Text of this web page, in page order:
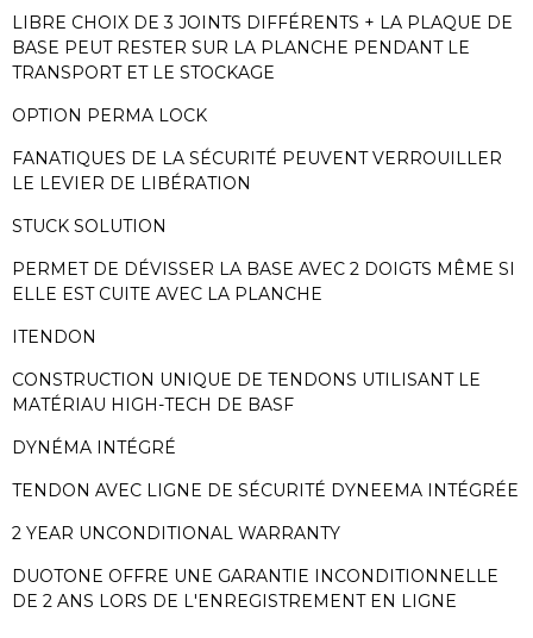
LIBRE CHOIX DE 3 JOINTS DIFFÉRENTS + LA PLAQUE DE
BASE PEUT RESTER SUR LA PLANCHE PENDANT LE
TRANSPORT ET LE STOCKAGE
OPTION PERMA LOCK
FANATIQUES DE LA SÉCURITÉ PEUVENT VERROUILLER
LE LEVIER DE LIBÉRATION
STUCK SOLUTION
PERMET DE DÉVISSER LA BASE AVEC 2 DOIGTS MÊME SI
ELLE EST CUITE AVEC LA PLANCHE
ITENDON
CONSTRUCTION UNIQUE DE TENDONS UTILISANT LE
MATÉRIAU HIGH-TECH DE BASF
DYNÉMA INTÉGRÉ
TENDON AVEC LIGNE DE SÉCURITÉ DYNEEMA INTÉGRÉE
2 YEAR UNCONDITIONAL WARRANTY
DUOTONE OFFRE UNE GARANTIE INCONDITIONNELLE
DE 2 ANS LORS DE L'ENREGISTREMENT EN LIGNE